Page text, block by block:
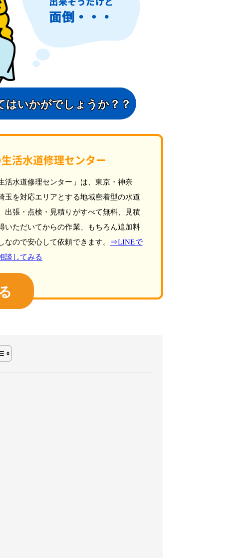
はいかがでしょうか？？
活水道修理センター
活水道修理センター」は、東京・神奈
玉を対応エリアとする地域密着型の水道
出張・点検・見積りがすべて無料、見積
いただいてからの作業、もちろん追加料
なので安心して依頼できます。
⇒LINEで
談してみる